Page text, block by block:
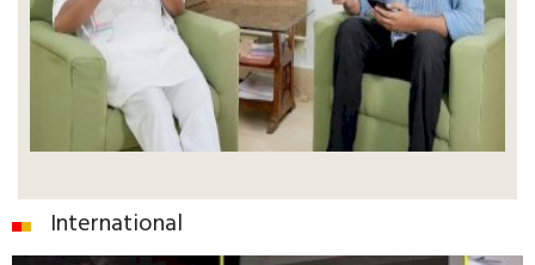
International